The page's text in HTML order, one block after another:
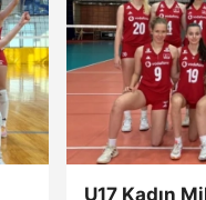
U17 Kadın